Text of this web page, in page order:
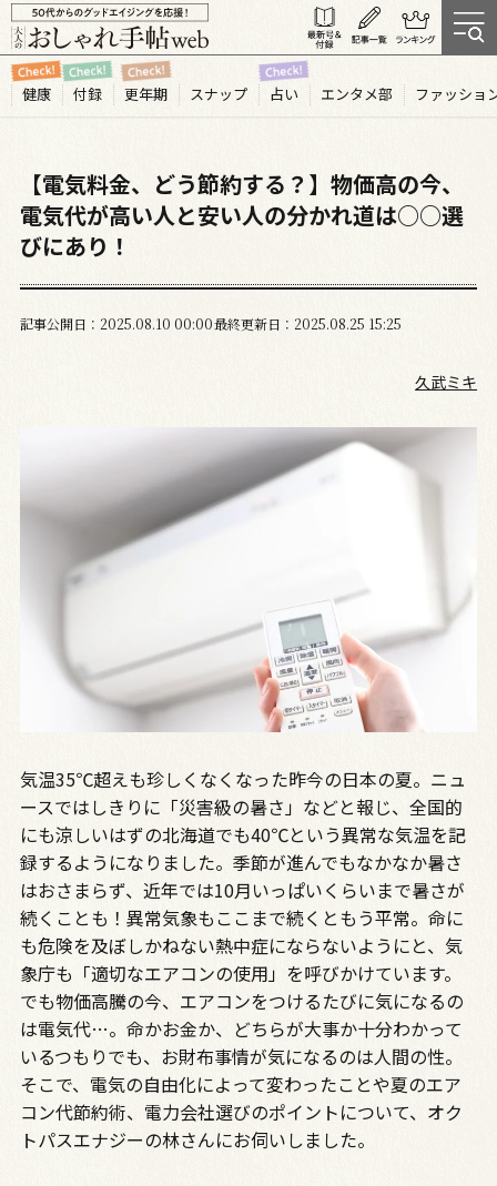
健康 付録 更年期 スナップ 占い エンタメ部 ファッショ
【電気料金、どう節約する？】物価高の今、
電気代が高い人と安い人の分かれ道は○○選
びにあり！
記事公開日 2025.08 10 00:00最終更新日 2025.08.25 15:25
久武ミキ
気温35℃超えも珍しくなくなった昨今の日本の夏。ニュ
ースではしきりに「災害級の暑さ」などと報じ、全国的
にも涼しいはずの北海道でも40℃という異常な気温を記
録するようになりました。季節が進んでもなかなか暑さ
はおさまらず、近年では10月いっぱいくらいまで暑さが
続くことも！異常気象もここまで続くともう平常。命に
も危険を及ぼしかねない熱中症にならないようにと、気
象庁も「適切なエアコンの使用」を呼びかけています。
でも物価高騰の今、エアコンをつけるたびに気になるの
は電気代…。命かお金か、どちらが大事か十分わかって
いるつもりでも、お財布事情が気になるのは人間の性。
そこで、電気の自由化によって変わったことや夏のエア
コン代節約術、電力会社選びのポイントについて、オク
トパスエナジーの林さんにお伺いしました。